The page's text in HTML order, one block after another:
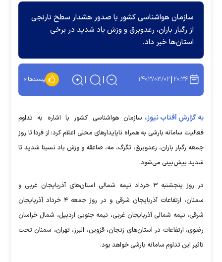
سازمان هواشناسی کشور با صدور هشدار سطح نارنجی
از رگبار باران، رعدوبرق و وزش باد شدید در برخی
استان‌ها خبر داد.
۲۰:۳۶ ۱۴۰۳/۰۳/۰۲ پسندها:۰
به گزارش آفتاب نیوز، سازمان هواشناسی کشور با اشاره به تداوم
فعالیت سامانه بارشی به همراه ناپایدار‌های محلی اعلام کرد: از فردا تا روز
جمعه رگبار باران، رعدوبرق، تگرگ، مه، صاعقه و وزش باد نسبتا شدید تا
شدید پیش‌بینی می‌شود.
در روز پنجشنبه ۳ خرداد نیمه شمالی استان‌های آذربایجان غربی و
سمنان، ارتفاعات آذربایجان شرقی و در روز جمعه ۴ خرداد آذربایجان
شرقی، نیمه شمالی آذربایجان غربی، نیمه جنوبی اردبیل، شمال خراسان
رضوی، ارتفاعات در استان‌های زنجان، قزوین، البرز، تهران، سمنان تحت
تاثیر این تداوم سامانه بارشی خواهد بود.